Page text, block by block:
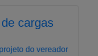
cargas
do vereador